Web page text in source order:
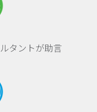
タントが助言